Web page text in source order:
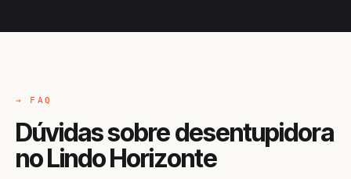
→ FAQ
Dúvidas sobre desentupidora
no Lindo Horizonte